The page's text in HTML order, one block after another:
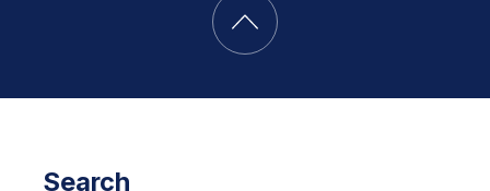
Back to Top
Search